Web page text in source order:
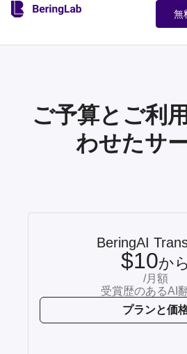
無
ご予算とご利
わせたサ
BeringAI
$10から
/月額
受賞歴のあるAI
プランと価